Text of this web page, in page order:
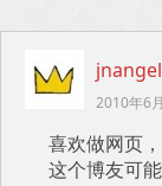
jnangel
2010年6
喜欢做网页
这个博友可